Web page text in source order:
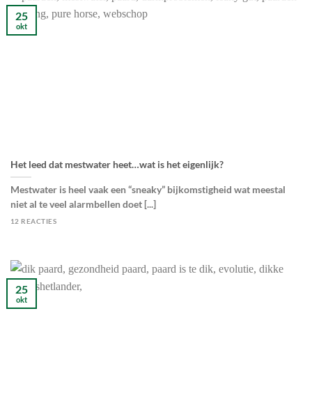
Het leed dat mestwater heet…wat is het eigenlijk?
Mestwater is heel vaak een “sneaky” bijkomstigheid wat meestal
niet al te veel alarmbellen doet [...]
12 REACTIES
25
okt
25
okt